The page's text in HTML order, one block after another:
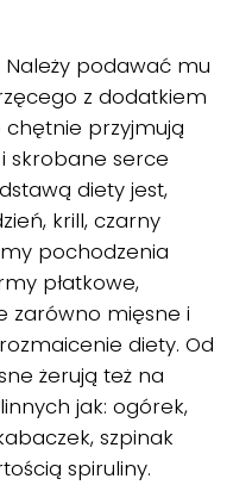
podawać mu
z dodatkiem
przyjmują
skrobane serce
diety jest,
krill, czarny
pochodzenia
płatkowe,
zarówno mięsne i
diety. Od
żerują też na
jak: ogórek,
szpinak
spiruliny.